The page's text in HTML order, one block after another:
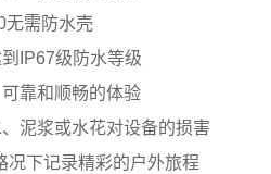
无需防水壳
IP67级防水等级
靠和顺畅的体验
泥浆或水花对设备的损害
况下记录精彩的户外旅程